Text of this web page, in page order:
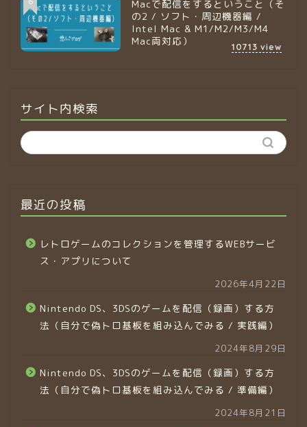
Macで配信をするということ（そ
の2 / ソフト・周辺機器編 /
Intel Mac & M1/M2/M3/M4
Mac両対応）
10713 view
サイト内検索
最近の投稿
レトロゲームのコレクションを管理するWEBサービ
ス・アプリについて
2026年4月22日
Nintendo DS、3DSのゲームを配信（録画）する方
法（自分で偽トロ基板を組み込んでみる / 実践編）
2024年8月29日
Nintendo DS、3DSのゲームを配信（録画）する方
法（自分で偽トロ基板を組み込んでみる / 準備編）
2024年8月21日